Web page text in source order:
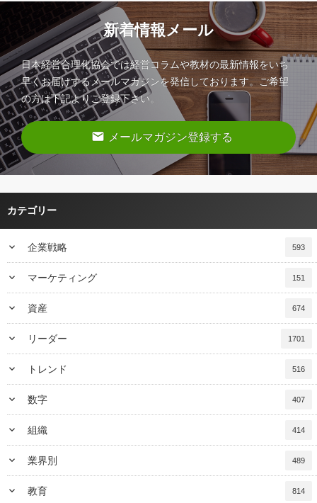
新着情報メール
日本経営合理化協会では経営コラムや教材の最新情報をいち
早くお届けするメールマガジンを発信しております。ご希望
の方は下記よりご登録下さい。
email メールマガジン登録する
カテゴリー
keyboard_arrow_down 企業戦略 593
keyboard_arrow_down マーケティング 151
keyboard_arrow_down 資産 674
keyboard_arrow_down リーダー 1701
keyboard_arrow_down トレンド 516
keyboard_arrow_down 数字 407
keyboard_arrow_down 組織 414
keyboard_arrow_down 業界別 489
keyboard_arrow_down 教育 814